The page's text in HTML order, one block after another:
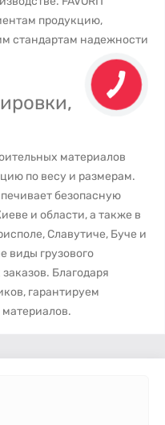
продукцию,
стандартам надежности
материалов
по весу и размерам.
безопасную
и области, а также в
Славутиче, Буче и
виды грузового
Благодаря
гарантируем
материалов.